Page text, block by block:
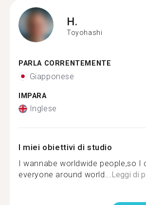
H.
Toyohashi
PARLA CORRENTEMENTE
Giapponese
IMPARA
Inglese
I miei obiettivi di studio
I wannabe worldwide people,so I
everyone around world...Leggi di